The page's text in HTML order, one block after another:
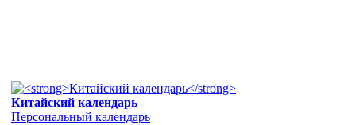
Китайский календарь
Персональный календарь